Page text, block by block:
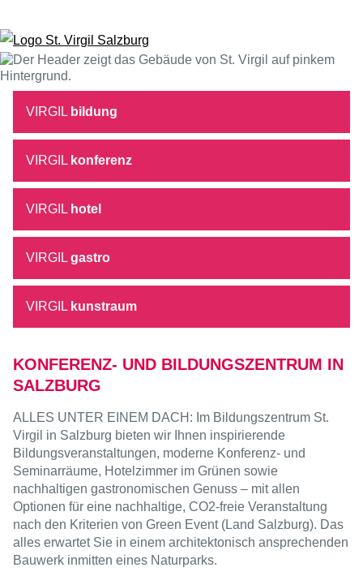
VIRGIL bildung
VIRGIL konferenz
VIRGIL hotel
VIRGIL gastro
VIRGIL kunstraum
KONFERENZ- UND BILDUNGSZENTRUM IN
SALZBURG
ALLES UNTER EINEM DACH: Im Bildungszentrum St.
Virgil in Salzburg bieten wir Ihnen inspirierende
Bildungsveranstaltungen, moderne Konferenz- und
Seminarräume, Hotelzimmer im Grünen sowie
nachhaltigen gastronomischen Genuss – mit allen
Optionen für eine nachhaltige, CO2-freie Veranstaltung
nach den Kriterien von Green Event (Land Salzburg). Das
alles erwartet Sie in einem architektonisch ansprechenden
Bauwerk inmitten eines Naturparks.